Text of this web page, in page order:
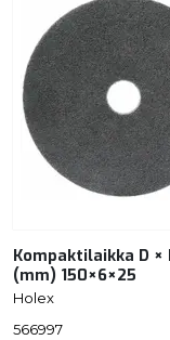
Kompaktilaikka D ×
(mm) 150×6×25
Holex
566997